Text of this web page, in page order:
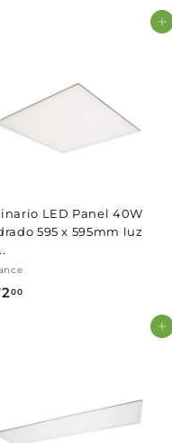
7
0
Agregar al carrito
LED Panel 40W
595 x 595mm luz
00
0
Agregar al carrito